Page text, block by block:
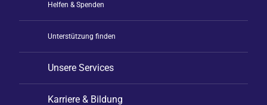
Helfen & Spenden
Unterstützung finden
Unsere Services
Karriere & Bildung